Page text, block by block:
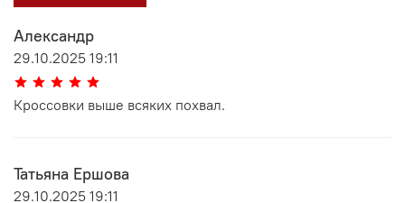
Александр
29.10.2025 19:11
Кроссовки выше всяких похвал.
Татьяна Ершова
29.10.2025 19:11